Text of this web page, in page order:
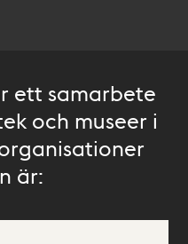
ett samarbete
och museer i
är: